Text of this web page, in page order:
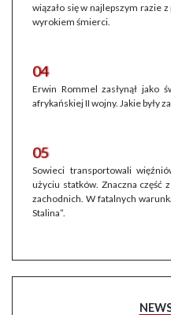
wiązało się w najlepszym razie
wyrokiem śmierci.
04
Erwin Rommel zasłynął jako
afrykańskiej II wojny. Jakie były
05
Sowieci transportowali
użyciu statków. Znaczna część
zachodnich. W fatalnych
Stalina”.